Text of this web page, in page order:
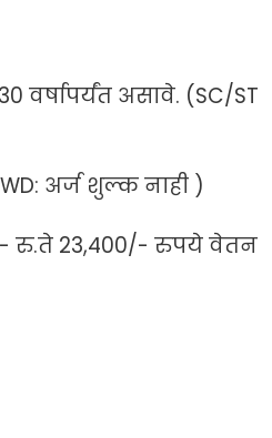
वर्षापर्यंत असावे. (SC/ST
अर्ज शुल्क नाही )
रु.ते 23,400/- रुपये वेतन